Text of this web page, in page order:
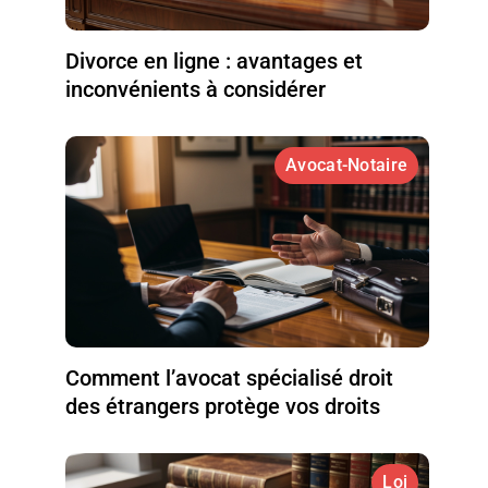
Divorce en ligne : avantages et
inconvénients à considérer
Avocat-Notaire
Comment l’avocat spécialisé droit
des étrangers protège vos droits
Loi